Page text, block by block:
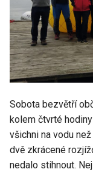
Sobota bezvětří
kolem čtvrté
všichni na vodu
dvě zkrácené
nedalo stihnout.